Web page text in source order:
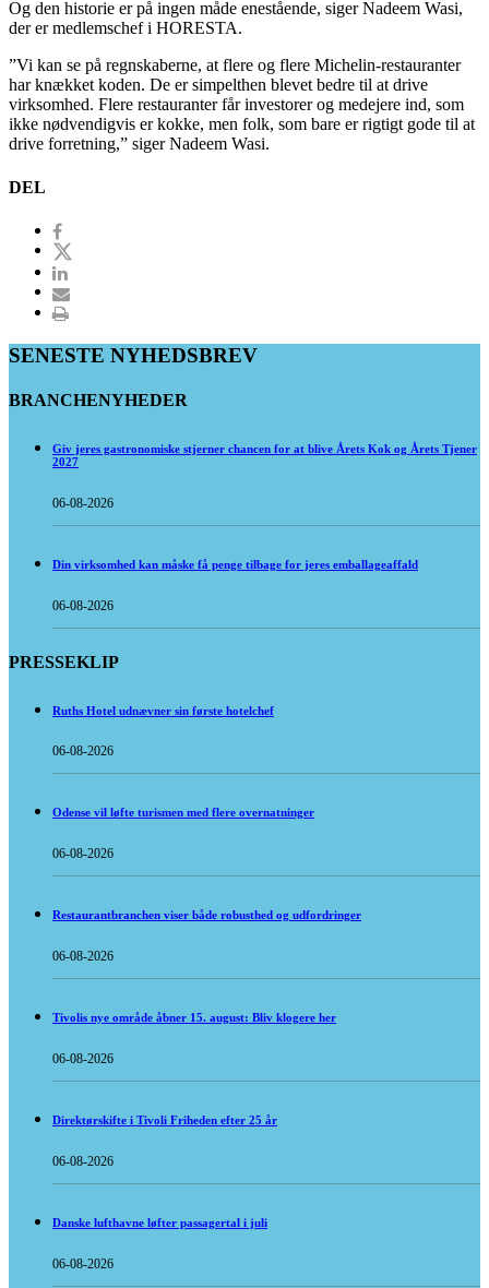
Og den historie er på ingen måde enestående, siger Nadeem Wasi,
der er medlemschef i HORESTA.
”Vi kan se på regnskaberne, at flere og flere Michelin-restauranter
har knækket koden. De er simpelthen blevet bedre til at drive
virksomhed. Flere restauranter får investorer og medejere ind, som
ikke nødvendigvis er kokke, men folk, som bare er rigtigt gode til at
drive forretning,” siger Nadeem Wasi.
DEL
SENESTE NYHEDSBREV
BRANCHENYHEDER
Giv jeres gastronomiske stjerner chancen for at blive Årets Kok og Årets Tjener
2027
06-08-2026
Din virksomhed kan måske få penge tilbage for jeres emballageaffald
06-08-2026
PRESSEKLIP
Ruths Hotel udnævner sin første hotelchef
06-08-2026
Odense vil løfte turismen med flere overnatninger
06-08-2026
Restaurantbranchen viser både robusthed og udfordringer
06-08-2026
Tivolis nye område åbner 15. august: Bliv klogere her
06-08-2026
Direktørskifte i Tivoli Friheden efter 25 år
06-08-2026
Danske lufthavne løfter passagertal i juli
06-08-2026